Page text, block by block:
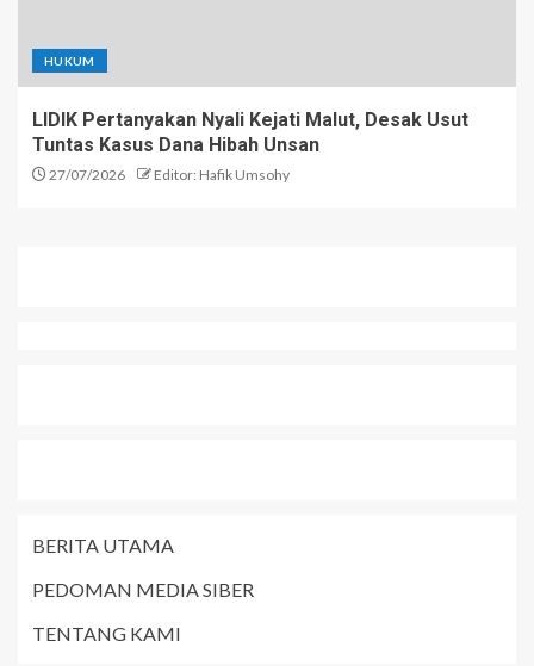
HUKUM
LIDIK Pertanyakan Nyali Kejati Malut, Desak Usut
Tuntas Kasus Dana Hibah Unsan
27/07/2026 Editor: Hafik Umsohy
BERITA UTAMA
PEDOMAN MEDIA SIBER
TENTANG KAMI